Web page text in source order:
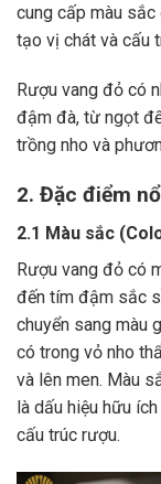
cung cấp màu
tạo vị chát và cấu
Rượu vang đỏ có
đậm đà, từ ngọt
trồng nho và
2. Đặc điểm
2.1 Màu sắc
Rượu vang đỏ có
đến tím đậm sắc
chuyển sang màu
có trong vỏ nho
và lên men. Màu
là dấu hiệu hữu
cấu trúc rượu.